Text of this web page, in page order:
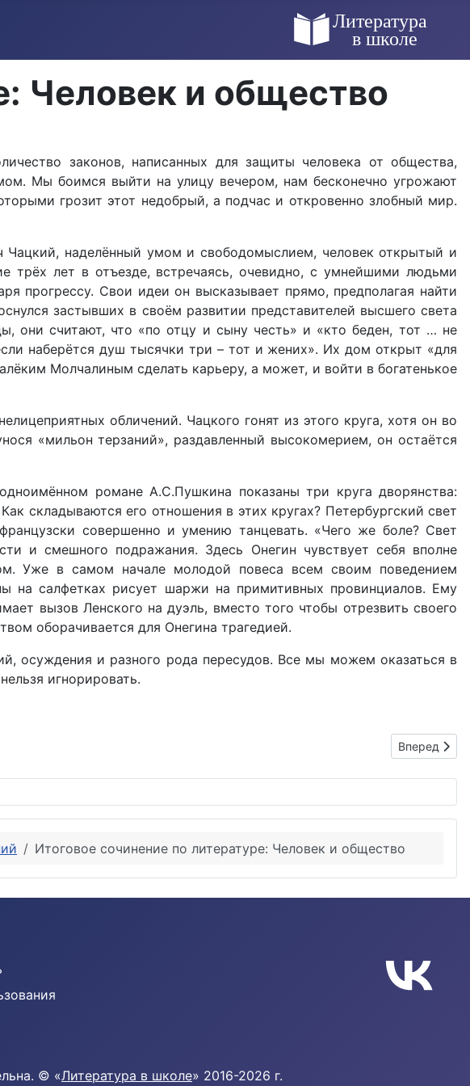
Человек и общество
законов, написанных для защиты человека от общества,
Мы боимся выйти на улицу вечером, нам бесконечно угрожают
грозит этот недобрый, а подчас и откровенно злобный мир.
Чацкий, наделённый умом и свободомыслием, человек открытый и
трёх лет в отъезде, встречаясь, очевидно, с умнейшими людьми
прогрессу. Свои идеи он высказывает прямо, предполагая найти
застывших в своём развитии представителей высшего света
они считают, что «по отцу и сыну честь» и «кто беден, тот … не
наберётся душ тысячки три – тот и жених». Их дом открыт «для
Молчалиным сделать карьеру, а может, и войти в богатенькое
обличений. Чацкого гонят из этого круга, хотя он во
«мильон терзаний», раздавленный высокомерием, он остаётся
романе А.С.Пушкина показаны три круга дворянства:
складываются его отношения в этих кругах? Петербургский свет
совершенно и умению танцевать. «Чего же боле? Свет
и смешного подражания. Здесь Онегин чувствует себя вполне
Уже в самом начале молодой повеса всем своим поведением
на салфетках рисует шаржи на примитивных провинциалов. Ему
вызов Ленского на дуэль, вместо того чтобы отрезвить своего
оборачивается для Онегина трагедией.
осуждения и разного рода пересудов. Все мы можем оказаться в
игнорировать.
оскорбительно отзывались о его друге». Темы: Смелость иСледующий:
Вперед
Итоговое сочинение по литературе: Человек и общество
© «Литература в школе» 2016-2026 г.